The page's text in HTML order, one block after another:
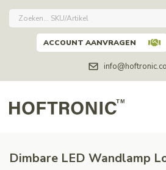
ACCOUNT AANVRAGEN
Dimbare LED Wandlamp